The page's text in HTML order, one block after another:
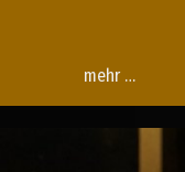
mehr …